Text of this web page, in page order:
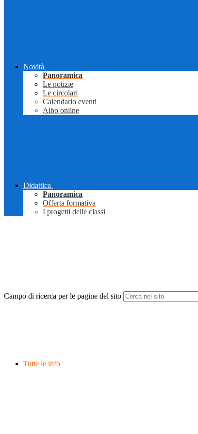
Novità
Panoramica
Le notizie
Le circolari
Calendario eventi
Albo online
Didattica
Panoramica
Offerta formativa
I progetti delle classi
Campo di ricerca per le pagine del sito
Tutte le info